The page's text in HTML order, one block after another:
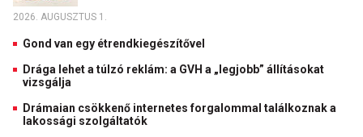
2026. AUGUSZTUS 1.
Gond van egy étrendkiegészítővel
Drága lehet a túlzó reklám: a GVH a „legjobb” állításokat
vizsgálja
Drámaian csökkenő internetes forgalommal találkoznak a
lakossági szolgáltatók